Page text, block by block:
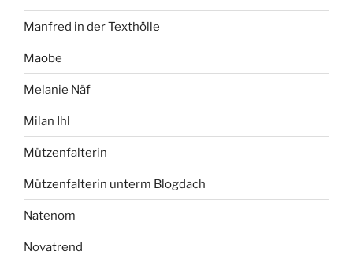
Manfred in der Texthölle
Maobe
Melanie Näf
Milan Ihl
Mützenfalterin
Mützenfalterin unterm Blogdach
Natenom
Novatrend